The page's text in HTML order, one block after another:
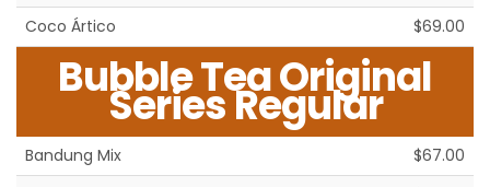
Coco Ártico
$69.00
Bubble Tea Original
Series Regular
Bandung Mix
$67.00